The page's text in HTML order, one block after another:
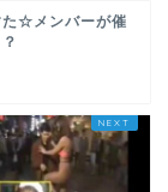
☆メンバーが催